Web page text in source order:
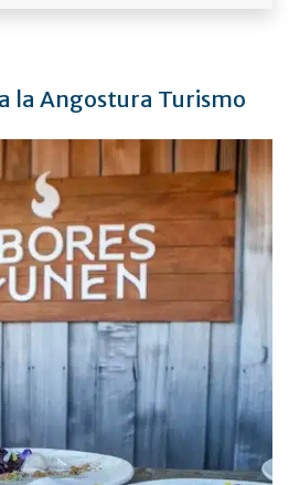
la Angostura Turismo